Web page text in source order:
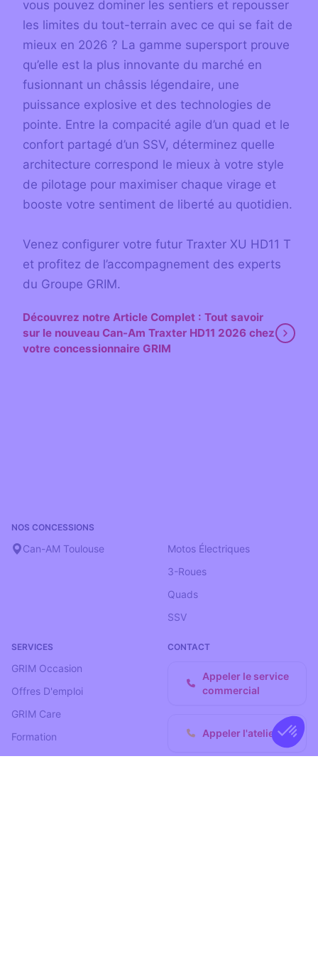
vous pouvez dominer les sentiers et repousser
les limites du tout-terrain avec ce qui se fait de
mieux en 2026 ? La gamme supersport prouve
qu’elle est la plus innovante du marché en
fusionnant un châssis légendaire, une
puissance explosive et des technologies de
pointe. Entre la compacité agile d’un quad et le
confort partagé d’un SSV, déterminez quelle
architecture correspond le mieux à votre style
de pilotage pour maximiser chaque virage et
booste votre sentiment de liberté au quotidien.
Venez configurer votre futur Traxter XU HD11 T
et profitez de l’accompagnement des experts
du Groupe GRIM.
Découvrez notre Article Complet : Tout savoir
sur le nouveau Can-Am Traxter HD11 2026 chez
votre concessionnaire GRIM
NOS CONCESSIONS
Can-AM Toulouse
Motos Électriques
3-Roues
Quads
SSV
SERVICES
GRIM Occasion
Offres D'emploi
GRIM Care
Formation
CONTACT
Appeler le service
commercial
Appeler l'atelier